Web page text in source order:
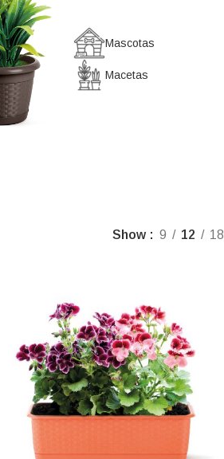
Mascotas
Macetas
Show 9 12 18